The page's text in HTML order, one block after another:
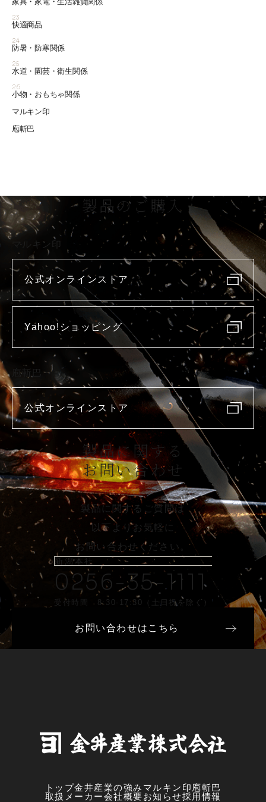
23
快適商品
24
防暑・防寒関係
25
水道・園芸・衛生関係
26
小物・おもちゃ関係
マルキン印
庖斬巴
製品のご購入
マルキン印
公式オンラインストア
Yahoo!ショッピング
庖斬巴
公式オンラインストア
製品に関する
お問い合わせ
製品に関するご質問は
以下よりお気軽に
お問い合わせください。
新潟本社
0256-35-1111
受付時間 8:30-17:30（土日祝を除く）
お問い合わせはこちら
トップ金井産業の強み マルキン印 庖斬巴
取扱メーカー会社概要お知らせ採用情報